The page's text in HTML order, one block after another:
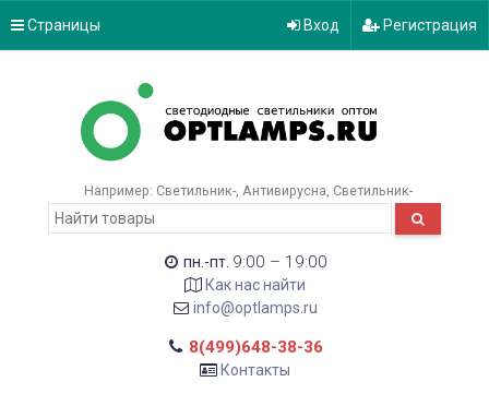
Страницы Вход Регистрация
Например: Светильник- Антивирусна Светильник-
пн.-пт. 9:00 – 19:00
Как нас найти
info@optlamps.ru
8(499)648-38-36
Контакты